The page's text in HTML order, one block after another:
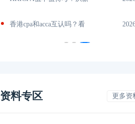
香港cpa和acca互认吗？看
资料专区 更多资